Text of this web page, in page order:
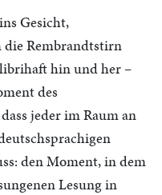
Gesicht,
Rembrandtstirn
hin und her –
des
jeder im Raum an
den Moment, in dem
Lesung in